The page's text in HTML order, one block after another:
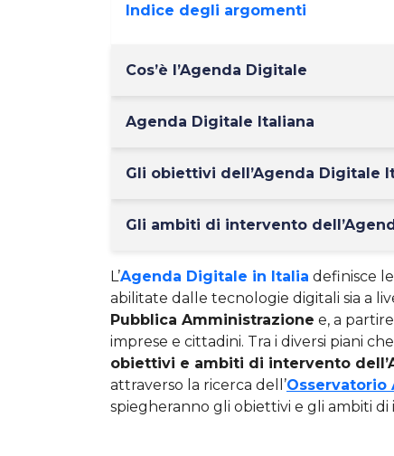
Indice degli argomenti
Cos’è l’Agenda Digitale
Agenda Digitale Italiana
Gli obiettivi dell’Agenda Digitale
Gli ambiti di intervento
L’Agenda Digitale in Italia definisce
abilitate dalle tecnologie digitali sia a
Pubblica Amministrazione e, a
imprese e cittadini. Tra i diversi piani
obiettivi e ambiti di intervento
attraverso la ricerca dell’Osservatorio
spiegheranno gli obiettivi e gli ambiti